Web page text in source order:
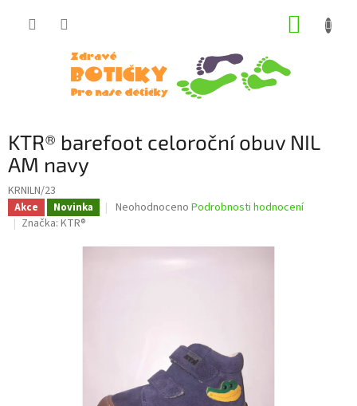
KTR® barefoot celoroční obuv NIL
AM navy
KRNILN/23
Akce Novinka
Průměrné
je
Neohodnoceno Podrobnosti hodnocení
Značka: KTR®